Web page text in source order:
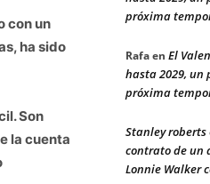
con un
ha sido
Son
la cuenta
próxima
Rafaen El
hasta 2029, un
próxima
Stanley roberts
contrato de un
Lonnie Walker